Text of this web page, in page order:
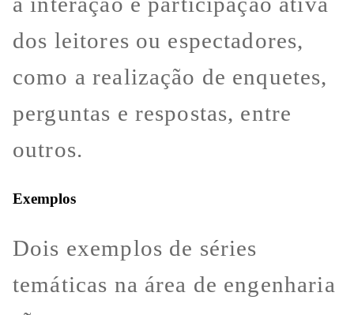
dos leitores ou espectadores,
como a realização de enquetes,
perguntas e respostas, entre
outros.
Exemplos
Dois exemplos de séries
temáticas na área de engenharia